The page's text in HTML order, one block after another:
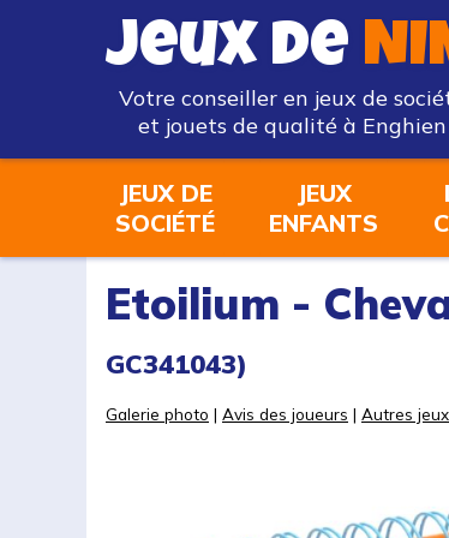
Jeux de
Votre conseiller en jeux de
et jouets de qualité à Enghien
JEUX DE
SOCIÉTÉ
JEUX
ENFANTS
Etoilium -
GC341043)
Galerie photo | Avis des joueurs | Autres